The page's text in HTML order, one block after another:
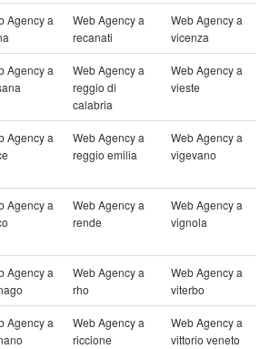
Agency a
Web Agency a
recanati
Web Agency a
vicenza
Agency a
Web Agency a
reggio di
calabria
Web Agency a
vieste
Agency a
Web Agency a
reggio emilia
Web Agency a
vigevano
Agency a
Web Agency a
rende
Web Agency a
vignola
Agency a
Web Agency a
rho
Web Agency a
viterbo
Agency a
Web Agency a
riccione
Web Agency a
vittorio veneto